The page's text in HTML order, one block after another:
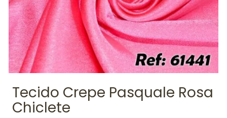
Tecido Crepe Pasquale Rosa
Chiclete